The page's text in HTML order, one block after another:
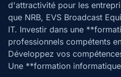
d'attractivité pour les
que NRB, EVS Broadcast
IT. Investir dans une
professionnels compétents
Développez vos
Une **formation